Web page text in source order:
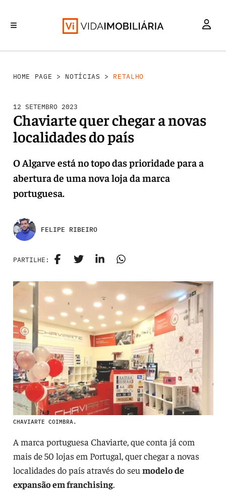
HOME PAGE > NOTÍCIAS > RETALHO
12 SETEMBRO 2023
Chaviarte quer chegar a novas
localidades do país
O Algarve está no topo das prioridade para a
abertura de uma nova loja da marca
portuguesa.
FELIPE RIBEIRO
PARTILHE:
CHAVIARTE COIMBRA.
A marca portuguesa Chaviarte, que conta já com
mais de 50 lojas em Portugal, quer chegar a novas
localidades do país através do seu modelo de
expansão em franchising.